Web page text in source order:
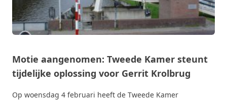
Motie aangenomen: Tweede Kamer steunt
tijdelijke oplossing voor Gerrit Krolbrug
Op woensdag 4 februari heeft de Tweede Kamer